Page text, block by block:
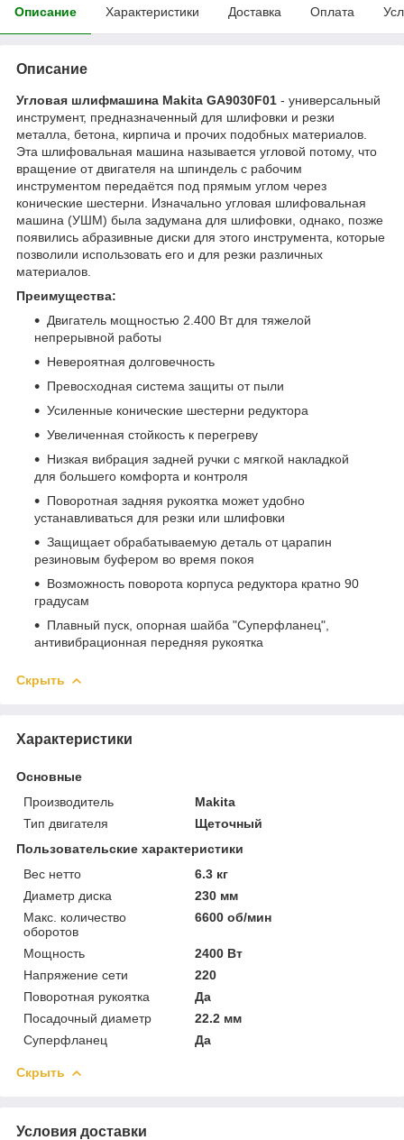
Описание Характеристики Доставка Оплата
Описание
Угловая шлифмашина Makita GA9030F01 - универсальный
инструмент, предназначенный для шлифовки и резки
металла, бетона, кирпича и прочих подобных материалов.
Эта шлифовальная машина называется угловой потому, что
вращение от двигателя на шпиндель с рабочим
инструментом передаётся под прямым углом через
конические шестерни. Изначально угловая шлифовальная
машина (УШМ) была задумана для шлифовки, однако, позже
появились абразивные диски для этого инструмента, которые
позволили использовать его и для резки различных
материалов.
Преимущества:
Двигатель мощностью 2.400 Вт для тяжелой
непрерывной работы
Невероятная долговечность
Превосходная система защиты от пыли
Усиленные конические шестерни редуктора
Увеличенная стойкость к перегреву
Низкая вибрация задней ручки с мягкой накладкой
для большего комфорта и контроля
Поворотная задняя рукоятка может удобно
устанавливаться для резки или шлифовки
Защищает обрабатываемую деталь от царапин
резиновым буфером во время покоя
Возможность поворота корпуса редуктора кратно 90
градусам
Плавный пуск, опорная шайба "Суперфланец",
антивибрационная передняя рукоятка
Скрыть
Характеристики
Основные
Производитель
Makita
Тип двигателя
Щеточный
Пользовательские характеристики
Вес нетто
6.3 кг
Диаметр диска
230 мм
Макс. количество
оборотов
6600 об/мин
Мощность
2400 Вт
Напряжение сети
220
Поворотная рукоятка
Да
Посадочный диаметр
22.2 мм
Суперфланец
Да
Скрыть
Условия доставки